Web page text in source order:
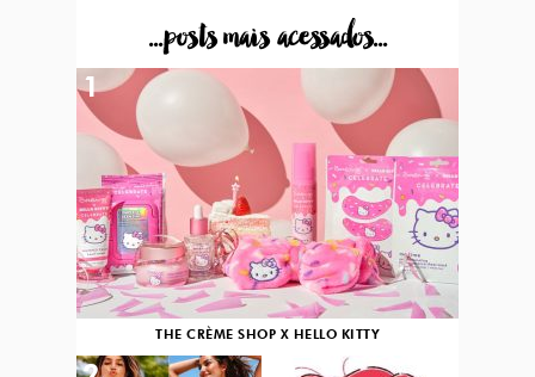
...posts mais acessados...
THE CRÈME SHOP X HELLO KITTY
1